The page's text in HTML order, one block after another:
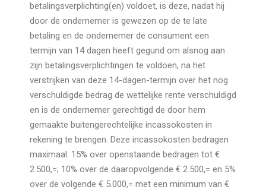
betalingsverplichting(en) voldoet, is deze, nadat hij
door de ondernemer is gewezen op de te late
betaling en de ondernemer de consument een
termijn van 14 dagen heeft gegund om alsnog aan
zijn betalingsverplichtingen te voldoen, na het
verstrijken van deze 14-dagen-termijn over het nog
verschuldigde bedrag de wettelijke rente verschuldigd
en is de ondernemer gerechtigd de door hem
gemaakte buitengerechtelijke incassokosten in
rekening te brengen. Deze incassokosten bedragen
maximaal: 15% over openstaande bedragen tot €
2.500,=; 10% over de daaropvolgende € 2.500,= en 5%
over de volgende € 5.000,= met een minimum van €